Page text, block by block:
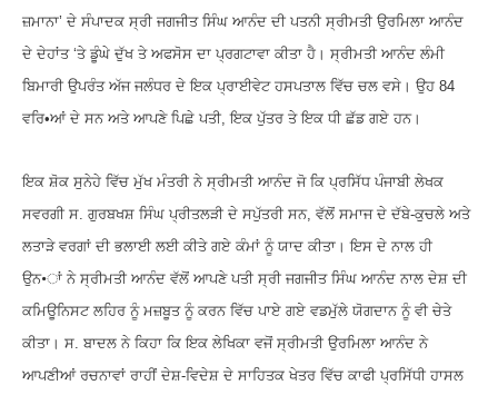
ਜ਼ਮਾਨਾ’ ਦੇ ਸੰਪਾਦਕ ਸ੍ਰੀ ਜਗਜੀਤ ਸਿੰਘ ਆਨੰਦ ਦੀ ਪਤਨੀ ਸ੍ਰੀਮਤੀ ਉਰਮਿਲਾ ਆਨੰਦ
ਦੇ ਦੇਹਾਂਤ ‘ਤੇ ਡੂੰਘੇ ਦੁੱਖ ਤੇ ਅਫਸੋਸ ਦਾ ਪ੍ਰਗਟਾਵਾ ਕੀਤਾ ਹੈ। ਸ੍ਰੀਮਤੀ ਆਨੰਦ ਲੰਮੀ
ਬਿਮਾਰੀ ਉਪਰੰਤ ਅੱਜ ਜਲੰਧਰ ਦੇ ਇਕ ਪ੍ਰਾਈਵੇਟ ਹਸਪਤਾਲ ਵਿੱਚ ਚਲ ਵਸੇ। ਉਹ 84
ਵਰਿ•ਆਂ ਦੇ ਸਨ ਅਤੇ ਆਪਣੇ ਪਿਛੇ ਪਤੀ, ਇਕ ਪੁੱਤਰ ਤੇ ਇਕ ਧੀ ਛੱਡ ਗਏ ਹਨ।
ਇਕ ਸ਼ੋਕ ਸੁਨੇਹੇ ਵਿੱਚ ਮੁੱਖ ਮੰਤਰੀ ਨੇ ਸ੍ਰੀਮਤੀ ਆਨੰਦ ਜੋ ਕਿ ਪ੍ਰਸਿੱਧ ਪੰਜਾਬੀ ਲੇਖਕ
ਸਵਰਗੀ ਸ. ਗੁਰਬਖਸ਼ ਸਿੰਘ ਪ੍ਰੀਤਲੜੀ ਦੇ ਸਪੁੱਤਰੀ ਸਨ, ਵੱਲੋਂ ਸਮਾਜ ਦੇ ਦੱਬੇ-ਕੁਚਲੇ ਅਤੇ
ਲਤਾੜੇ ਵਰਗਾਂ ਦੀ ਭਲਾਈ ਲਈ ਕੀਤੇ ਗਏ ਕੰਮਾਂ ਨੂੰ ਯਾਦ ਕੀਤਾ। ਇਸ ਦੇ ਨਾਲ ਹੀ
ਉਨ•ਾਂ ਨੇ ਸ੍ਰੀਮਤੀ ਆਨੰਦ ਵੱਲੋਂ ਆਪਣੇ ਪਤੀ ਸ੍ਰੀ ਜਗਜੀਤ ਸਿੰਘ ਆਨੰਦ ਨਾਲ ਦੇਸ਼ ਦੀ
ਕਮਿਊਨਿਸਟ ਲਹਿਰ ਨੂੰ ਮਜ਼ਬੂਤ ਨੂੰ ਕਰਨ ਵਿੱਚ ਪਾਏ ਗਏ ਵਡਮੁੱਲੇ ਯੋਗਦਾਨ ਨੂੰ ਵੀ ਚੇਤੇ
ਕੀਤਾ। ਸ. ਬਾਦਲ ਨੇ ਕਿਹਾ ਕਿ ਇਕ ਲੇਖਿਕਾ ਵਜੋਂ ਸ੍ਰੀਮਤੀ ਉਰਮਿਲਾ ਆਨੰਦ ਨੇ
ਆਪਣੀਆਂ ਰਚਨਾਵਾਂ ਰਾਹੀਂ ਦੇਸ਼-ਵਿਦੇਸ਼ ਦੇ ਸਾਹਿਤਕ ਖੇਤਰ ਵਿੱਚ ਕਾਫੀ ਪ੍ਰਸਿੱਧੀ ਹਾਸਲ